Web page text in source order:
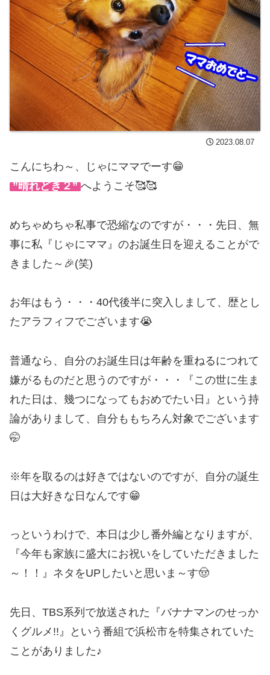
2023.08.07
こんにちわ～、じゃにママでーす😁
”晴れどき２” へようこそ🥰🥰
めちゃめちゃ私事で恐縮なのですが・・・先日、無
事に私『じゃにママ』のお誕生日を迎えることがで
きました～🎉(笑)
お年はもう・・・40代後半に突入しまして、歴とし
たアラフィフでございます😭
普通なら、自分のお誕生日は年齢を重ねるにつれて
嫌がるものだと思うのですが・・・『この世に生ま
れた日は、幾つになってもおめでたい日』という持
論がありまして、自分ももちろん対象でございます
🤭
※年を取るのは好きではないのですが、自分の誕生
日は大好きな日なんです😁
っというわけで、本日は少し番外編となりますが、
『今年も家族に盛大にお祝いをしていただきました
～！！』ネタをUPしたいと思いま～す🤠
先日、TBS系列で放送された『バナナマンのせっか
くグルメ!!』という番組で浜松市を特集されていた
ことがありました♪